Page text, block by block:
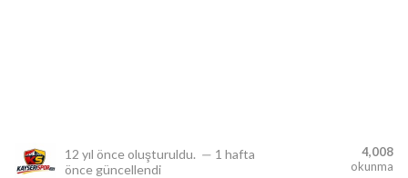
12 yıl önce oluşturuldu. — 1 hafta
önce güncellendi
4,008
okunma